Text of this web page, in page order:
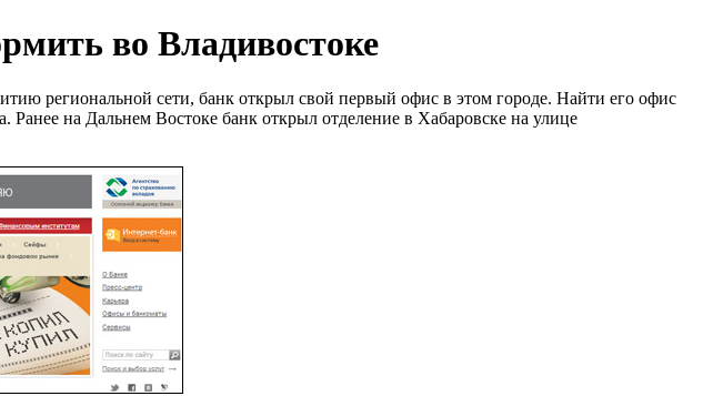
во Владивостоке
региональной сети, банк открыл свой первый офис в этом городе. Найти его офис
на Дальнем Востоке банк открыл отделение в Хабаровске на улице